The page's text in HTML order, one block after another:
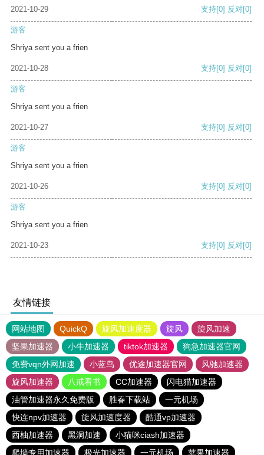
2021-10-29 支持[0] 反对[0]
游客
Shriya sent you a frien
2021-10-28 支持[0] 反对[0]
游客
Shriya sent you a frien
2021-10-27 支持[0] 反对[0]
游客
Shriya sent you a frien
2021-10-26 支持[0] 反对[0]
游客
Shriya sent you a frien
2021-10-23 支持[0] 反对[0]
友情链接
网站地图 QuickQ 旋风加速度器 旋风
旋风加速
坚果加速器
小牛加速器 tiktok加速器
狗急加速器官网
免费vqn外网加速
小蓝鸟 优途加速器官网
风驰加速器
旋风加速器
八戒看书 CC加速器
闪电猫加速器
油管加速器永久免费版
胜春下载站
一元机场
快连npv加速器
旋风加速度器
酷通vp加速器
西柚加速器
黑洞加速
小猫咪ciash加速器
爬墙专用加速器
极光加速器 一元机场 苹果加速器